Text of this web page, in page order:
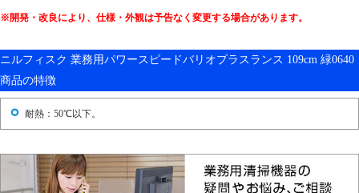
※開発・改良により、仕様・外観は予告なく変更する場合があります。
ニルフィスク 業務用パワースピードバリオプラスランス 109cm 緑0640
商品の特徴
耐熱：50℃以下。